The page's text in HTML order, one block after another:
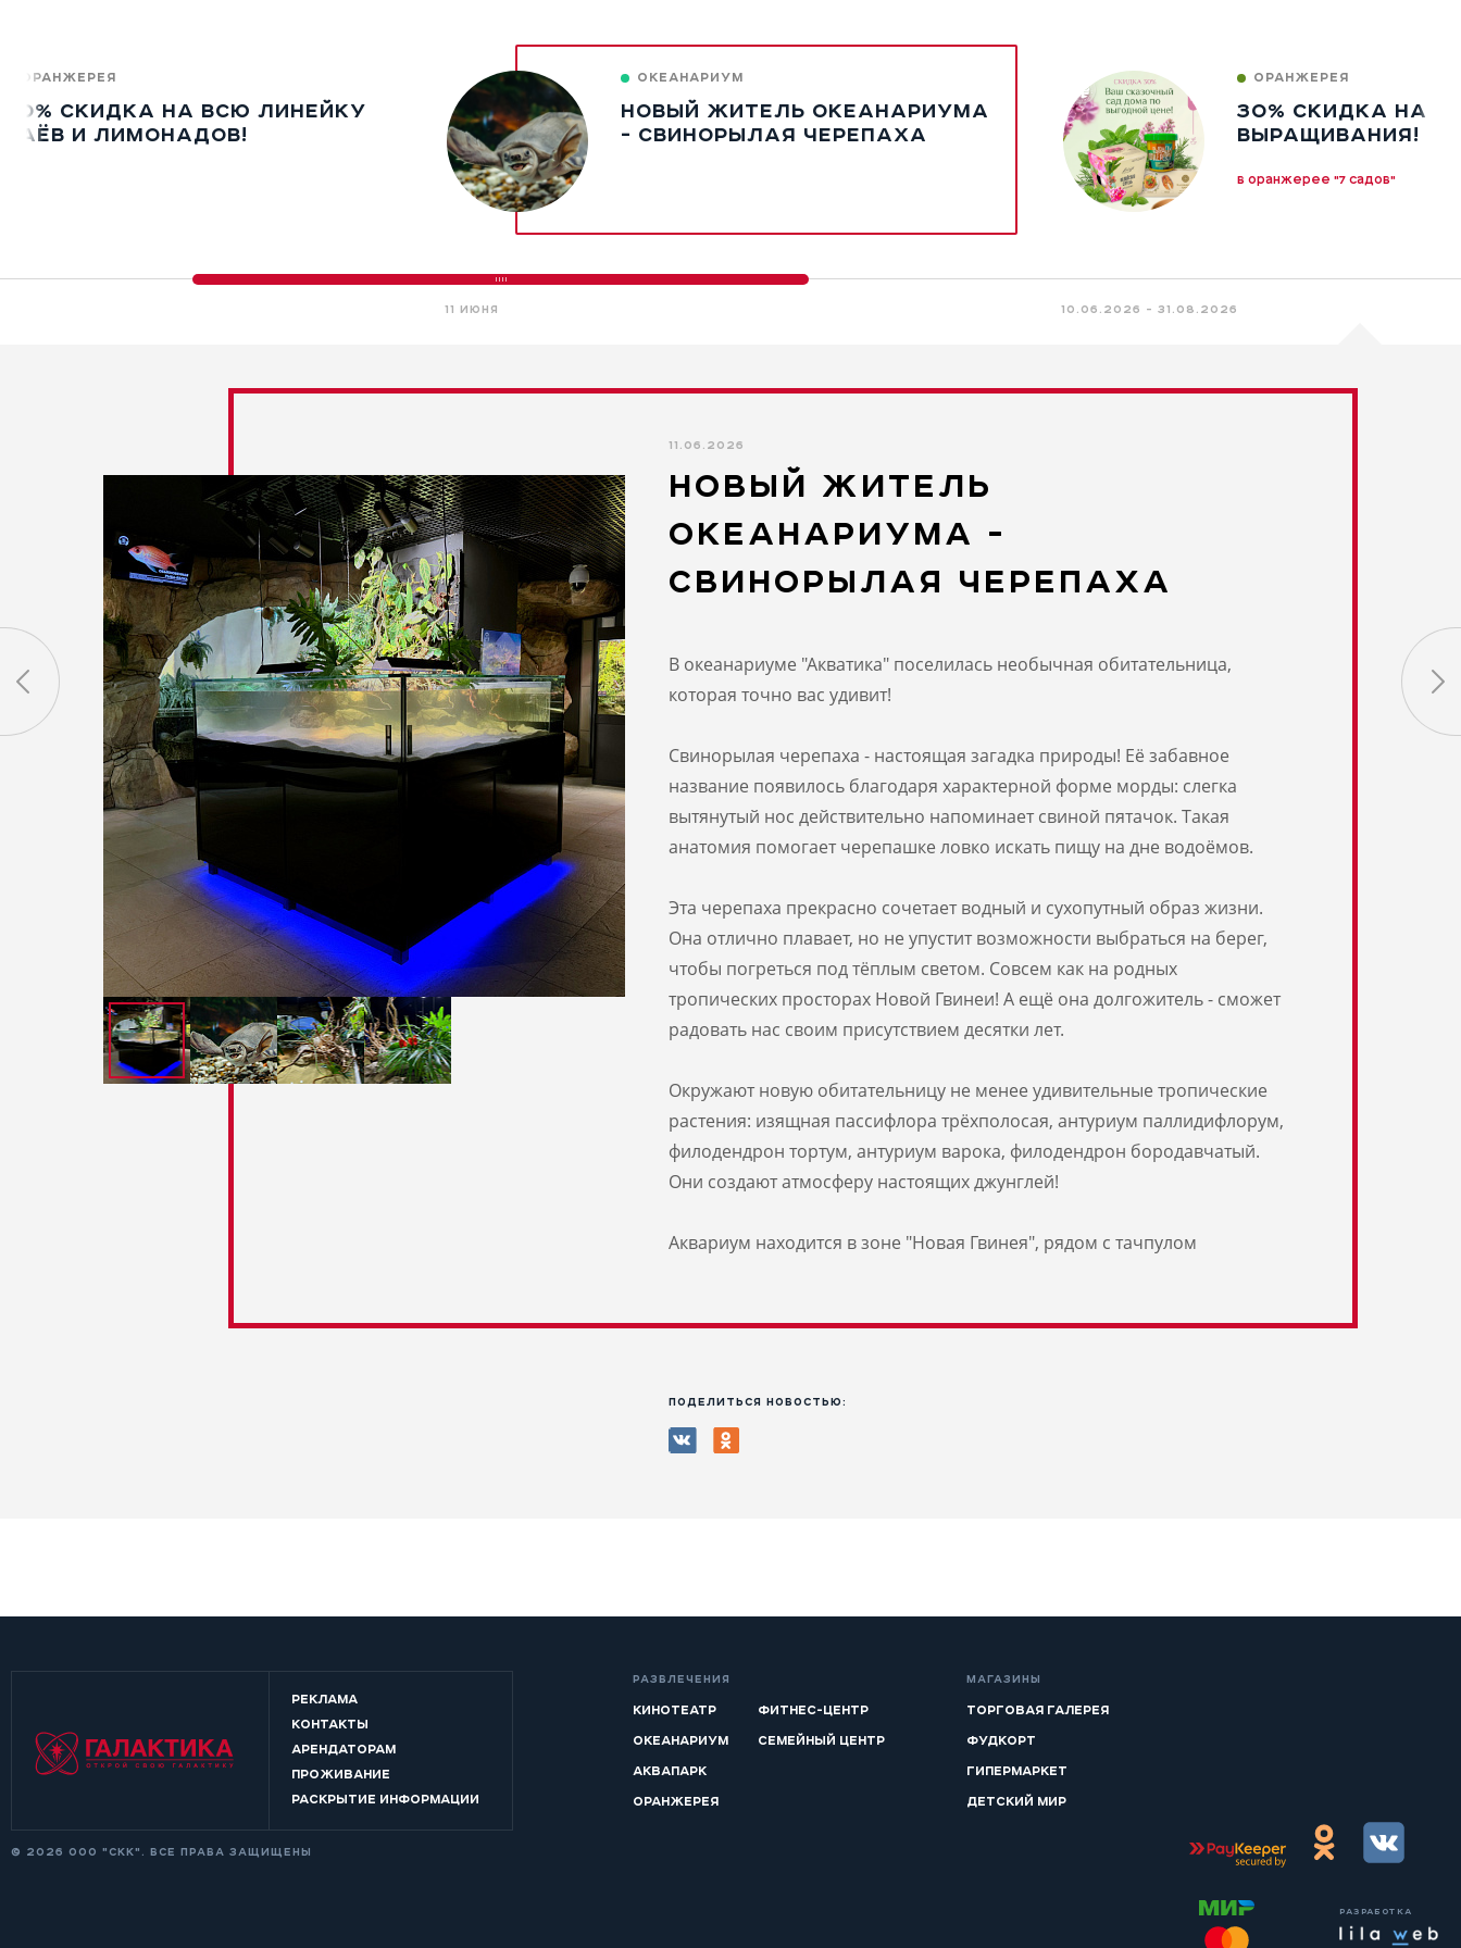
ОРАНЖЕРЕЯ
50% СКИДКА НА ВСЮ ЛИНЕЙКУ
ЧАЁВ И ЛИМОНАДОВ!
ОКЕАНАРИУМ
НОВЫЙ ЖИТЕЛЬ ОКЕАНАРИУМА
- СВИНОРЫЛАЯ ЧЕРЕПАХА
11 ИЮНЯ
ОРАНЖЕРЕЯ
30% СКИДКА НА
ВЫРАЩИВАНИЯ!
в оранжерее "7 садов"
10.06.2026 - 31.08.2026
11.06.2026
НОВЫЙ ЖИТЕЛЬ
ОКЕАНАРИУМА -
СВИНОРЫЛАЯ ЧЕРЕПАХА
В океанариуме "Акватика" поселилась необычная обитательница,
которая точно вас удивит!
Свинорылая черепаха - настоящая загадка природы! Её забавное
название появилось благодаря характерной форме морды: слегка
вытянутый нос действительно напоминает свиной пятачок. Такая
анатомия помогает черепашке ловко искать пищу на дне водоёмов.
Эта черепаха прекрасно сочетает водный и сухопутный образ жизни.
Она отлично плавает, но не упустит возможности выбраться на берег,
чтобы погреться под тёплым светом. Совсем как на родных
тропических просторах Новой Гвинеи! А ещё она долгожитель - сможет
радовать нас своим присутствием десятки лет.
Окружают новую обитательницу не менее удивительные тропические
растения: изящная пассифлора трёхполосая, антуриум паллидифлорум,
филодендрон тортум, антуриум варока, филодендрон бородавчатый.
Они создают атмосферу настоящих джунглей!
Аквариум находится в зоне "Новая Гвинея", рядом с тачпулом
ПОДЕЛИТЬСЯ НОВОСТЬЮ:
РЕКЛАМА
КОНТАКТЫ
АРЕНДАТОРАМ
ПРОЖИВАНИЕ
РАСКРЫТИЕ ИНФОРМАЦИИ
© 2026 ООО "СКК". ВСЕ ПРАВА ЗАЩИЩЕНЫ
РАЗВЛЕЧЕНИЯ
КИНОТЕАТР
ОКЕАНАРИУМ
АКВАПАРК
ОРАНЖЕРЕЯ
ФИТНЕС-ЦЕНТР
СЕМЕЙНЫЙ ЦЕНТР
МАГАЗИНЫ
ТОРГОВАЯ ГАЛЕРЕЯ
ФУДКОРТ
ГИПЕРМАРКЕТ
ДЕТСКИЙ МИР
РАЗРАБОТКА